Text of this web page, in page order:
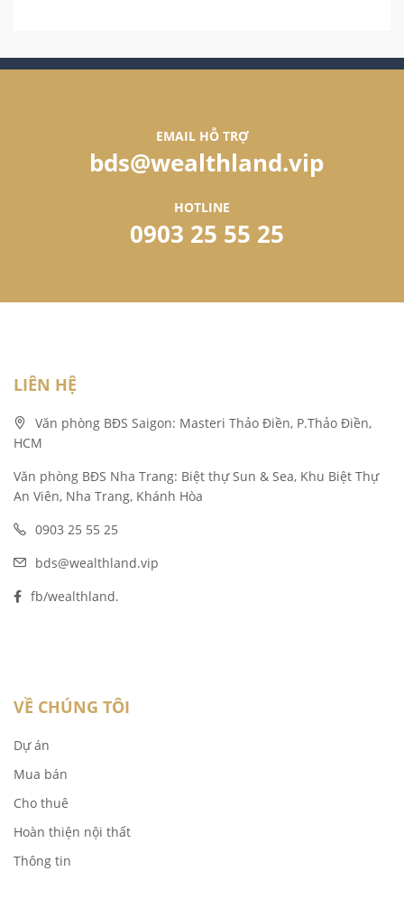
EMAIL HỖ TRỢ
bds@wealthland.vip
HOTLINE
0903 25 55 25
LIÊN HỆ
Văn phòng BĐS Saigon: Masteri Thảo Điền, P.Thảo Điền,
HCM
Văn phòng BĐS Nha Trang: Biệt thự Sun & Sea, Khu Biệt Thự
An Viên, Nha Trang, Khánh Hòa
0903 25 55 25
bds@wealthland.vip
fb/wealthland.
VỀ CHÚNG TÔI
Dự án
Mua bán
Cho thuê
Hoàn thiện nội thất
Thông tin